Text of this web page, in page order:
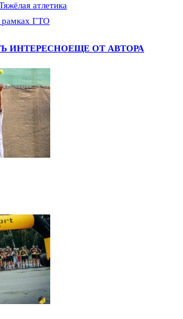
атлетика
ГТО
ИНТЕРЕСНОЕЩЕ ОТ АВТОРА